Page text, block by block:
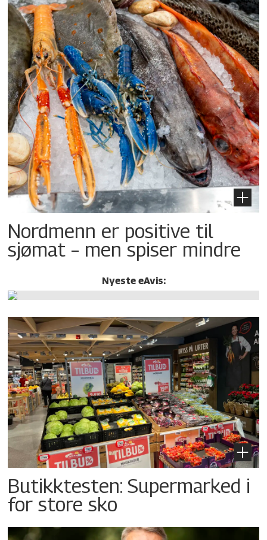
Nordmenn er positive til
sjømat – men spiser mindre
Nyeste eAvis:
Butikktesten: Supermarked i
for store sko